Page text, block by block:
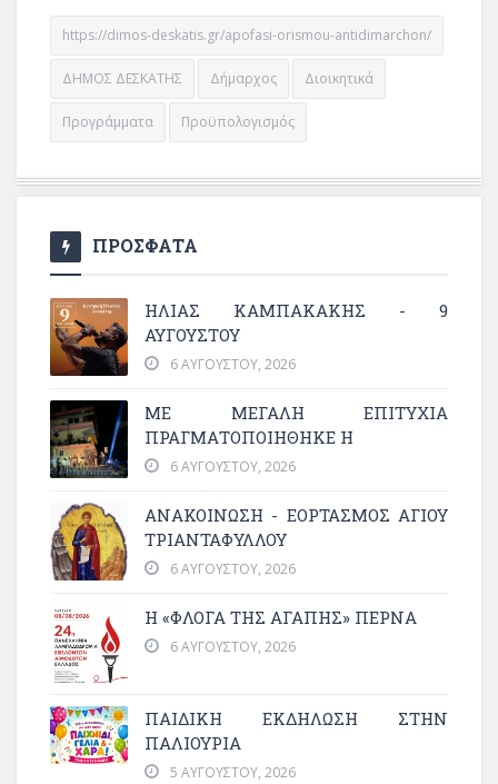
https://dimos-deskatis.gr/apofasi-orismou-antidimarchon/
ΔΗΜΟΣ ΔΕΣΚΑΤΗΣ Δήμαρχος Διοικητικά
Προγράμματα Προϋπολογισμός
ΠΡΟΣΦΑΤΑ
ΗΛΙΑΣ ΚΑΜΠΑΚΑΚΗΣ - 9
ΑΥΓΟΥΣΤΟΥ
6 ΑΥΓΟΎΣΤΟΥ, 2026
ΜΕ ΜΕΓΆΛΗ ΕΠΙΤΥΧΊΑ
ΠΡΑΓΜΑΤΟΠΟΙΉΘΗΚΕ Η
6 ΑΥΓΟΎΣΤΟΥ, 2026
ΑΝΑΚΟΙΝΩΣΗ - ΕΟΡΤΑΣΜΟΣ ΑΓΙΟΥ
ΤΡΙΑΝΤΑΦΥΛΛΟΥ
6 ΑΥΓΟΎΣΤΟΥ, 2026
Η «ΦΛΌΓΑ ΤΗΣ ΑΓΆΠΗΣ» ΠΕΡΝΆ
6 ΑΥΓΟΎΣΤΟΥ, 2026
ΠΑΙΔΙΚΗ ΕΚΔΗΛΩΣΗ ΣΤΗΝ
ΠΑΛΙΟΥΡΙΑ
5 ΑΥΓΟΎΣΤΟΥ, 2026